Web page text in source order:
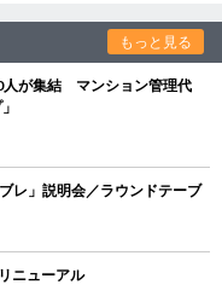
もっと見る
人が集結 マンション管理代
レ」説明会／ラウンドテーブ
ニューアル